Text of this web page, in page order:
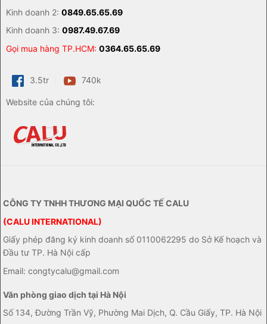
Kinh doanh 2: 0849.65.65.69
Kinh doanh 3: 0987.49.67.69
Gọi mua hàng TP.HCM: 0364.65.65.69
3.5tr 740k
Website của chúng tôi:
CÔNG TY TNHH THƯƠNG MẠI QUỐC TẾ CALU
(CALU INTERNATIONAL)
Giấy phép đăng ký kinh doanh số 0110062295 do Sở Kế hoạch và
Đầu tư TP. Hà Nội cấp
Email: congtycalu@gmail.com
Văn phòng giao dịch tại Hà Nội
Số 134, Đường Trần Vỹ, Phường Mai Dịch, Q. Cầu Giấy, TP. Hà Nội